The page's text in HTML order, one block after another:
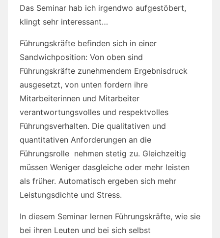
Das Seminar hab ich irgendwo aufgestöbert,
klingt sehr interessant…
Führungskräfte befinden sich in einer
Sandwichposition: Von oben sind
Führungskräfte zunehmendem Ergebnisdruck
ausgesetzt, von unten fordern ihre
Mitarbeiterinnen und Mitarbeiter
verantwortungsvolles und respektvolles
Führungsverhalten. Die qualitativen und
quantitativen Anforderungen an die
Führungsrolle nehmen stetig zu. Gleichzeitig
müssen Weniger dasgleiche oder mehr leisten
als früher. Automatisch ergeben sich mehr
Leistungsdichte und Stress.
In diesem Seminar lernen Führungskräfte, wie sie
bei ihren Leuten und bei sich selbst